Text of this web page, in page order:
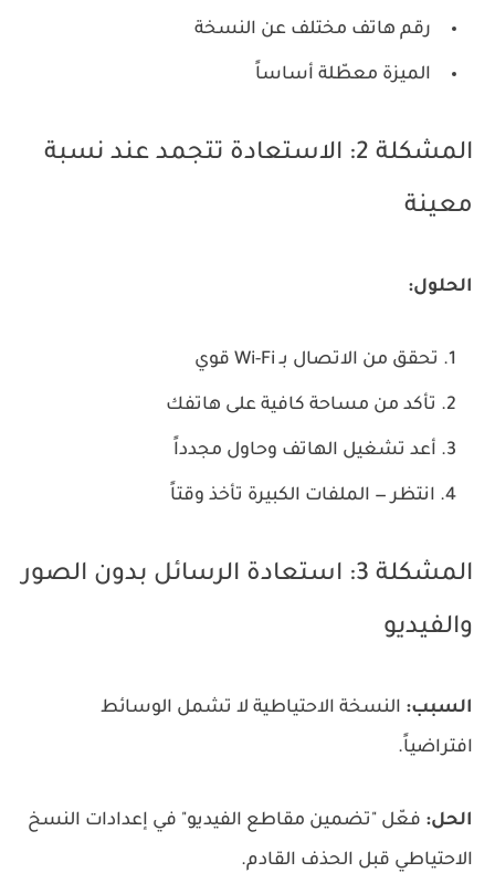
رقم هاتف مختلف عن النسخة
الميزة معطّلة أساساً
المشكلة 2: الاستعادة تتجمد عند نسبة
معينة
الحلول:
تحقق من الاتصال بـ Wi-Fi قوي
تأكد من مساحة كافية على هاتفك
أعد تشغيل الهاتف وحاول مجدداً
انتظر — الملفات الكبيرة تأخذ وقتاً
المشكلة 3: استعادة الرسائل بدون الصور
والفيديو
السبب:النسخة الاحتياطية لا تشمل الوسائط
افتراضياً.
الحل:فعّل "تضمين مقاطع الفيديو" في إعدادات النسخ
الاحتياطي قبل الحذف القادم.